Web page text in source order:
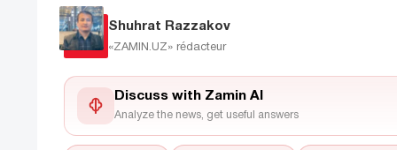
Shuhrat Razzakov
«ZAMIN.UZ» rédacteur
Discuss with Zamin AI
Analyze the news, get useful answers